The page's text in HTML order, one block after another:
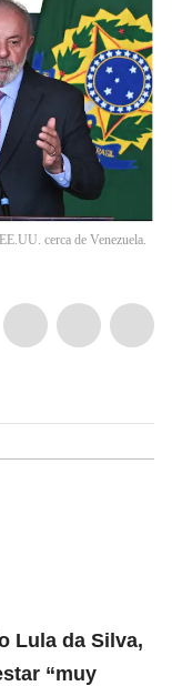
cerca de Venezuela.
Lula da Silva,
“muy